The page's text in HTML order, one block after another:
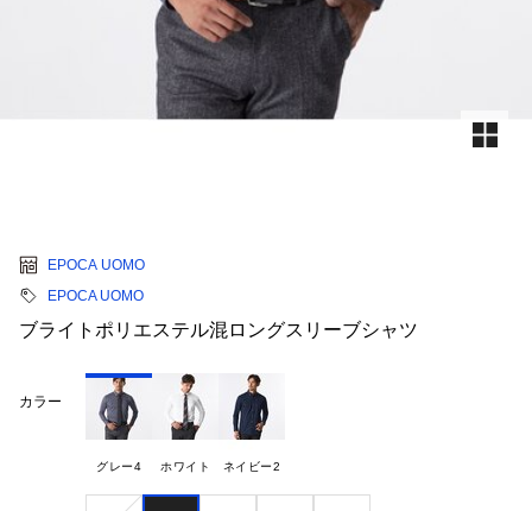
EPOCA UOMO
EPOCA UOMO
ブライトポリエステル混ロングスリーブシャツ
カラー
グレー4 ホワイト ネイビー2